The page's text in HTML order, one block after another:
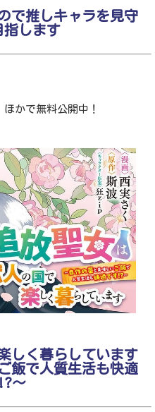
で推しキャラを見守
指します
かで無料公開中！
しく暮らしています
飯で人質生活も快適
～